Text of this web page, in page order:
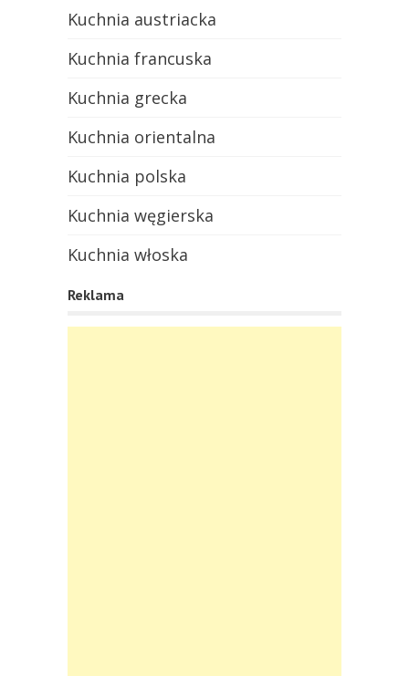
Kuchnia austriacka
Kuchnia francuska
Kuchnia grecka
Kuchnia orientalna
Kuchnia polska
Kuchnia węgierska
Kuchnia włoska
Reklama